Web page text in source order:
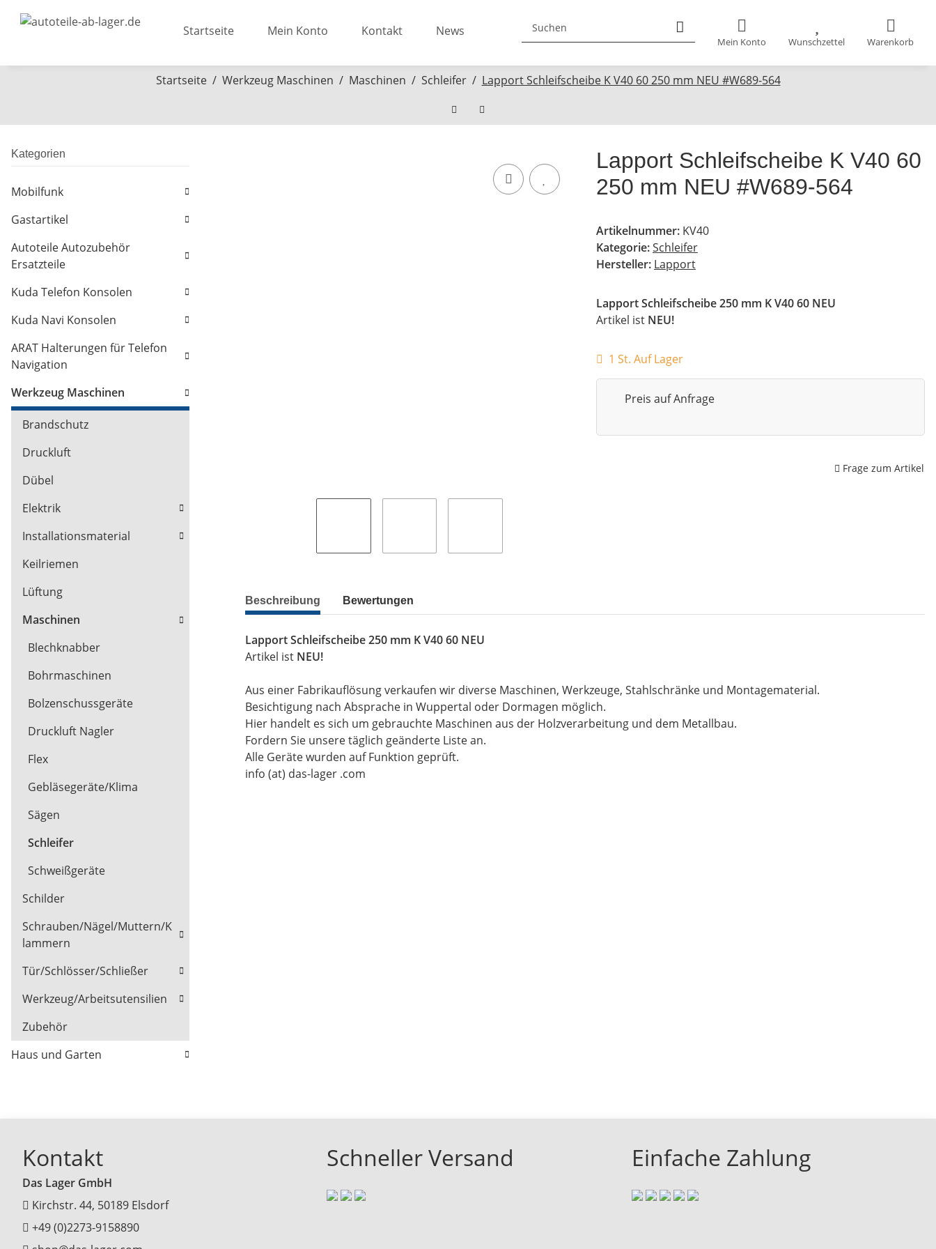
Mein Konto Wunschzettel Warenkorb
Startseite Mein Konto Kontakt News
Startseite Werkzeug Maschinen Maschinen Schleifer Lapport Schleifscheibe K V40 60 250 mm NEU #W689-564
Lapport Schleifscheibe K V40 60
250 mm NEU #W689-564
Artikelnummer: KV40
Kategorie:Schleifer
Hersteller: Lapport
Lapport Schleifscheibe 250 mm K V40 60 NEU
Artikel ist NEU!
1 St. Auf Lager
Preis auf Anfrage
Frage zum Artikel
Beschreibung Bewertungen
Lapport Schleifscheibe 250 mm K V40 60 NEU
Artikel ist NEU!
Aus einer Fabrikauflösung verkaufen wir diverse Maschinen, Werkzeuge, Stahlschränke und Montagematerial.
Besichtigung nach Absprache in Wuppertal oder Dormagen möglich.
Hier handelt es sich um gebrauchte Maschinen aus der Holzverarbeitung und dem Metallbau.
Fordern Sie unsere täglich geänderte Liste an.
Alle Geräte wurden auf Funktion geprüft.
info (at) das-lager .com
Kategorien
Mobilfunk
Gastartikel
Autoteile Autozubehör
Ersatzteile
Kuda Telefon Konsolen
Kuda Navi Konsolen
ARAT Halterungen für Telefon
Navigation
Werkzeug Maschinen
Brandschutz
Druckluft
Dübel
Elektrik
Installationsmaterial
Keilriemen
Lüftung
Maschinen
Blechknabber
Bohrmaschinen
Bolzenschussgeräte
Druckluft Nagler
Flex
Gebläsegeräte/Klima
Sägen
Schleifer
Schweißgeräte
Schilder
Schrauben/Nägel/Muttern/K
lammern
Tür/Schlösser/Schließer
Werkzeug/Arbeitsutensilien
Zubehör
Haus und Garten
Kontakt
Das Lager GmbH
Kirchstr. 44, 50189 Elsdorf
+49 (0)2273-9158890
Schneller Versand Einfache Zahlung